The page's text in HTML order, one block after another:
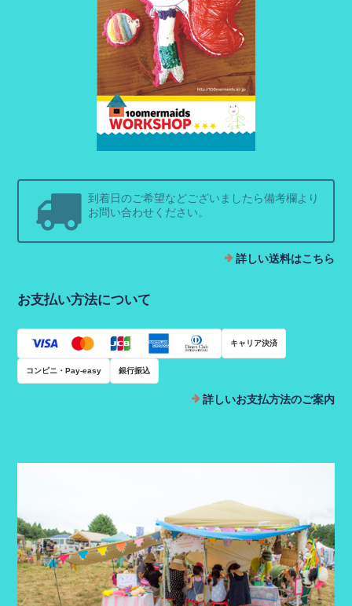
到着日のご希望などございましたら備考欄より
お問い合わせください。
詳しい送料はこちら
お支払い方法について
キャリア決済
コンビニ・Pay-easy 銀行振込
詳しいお支払方法のご案内